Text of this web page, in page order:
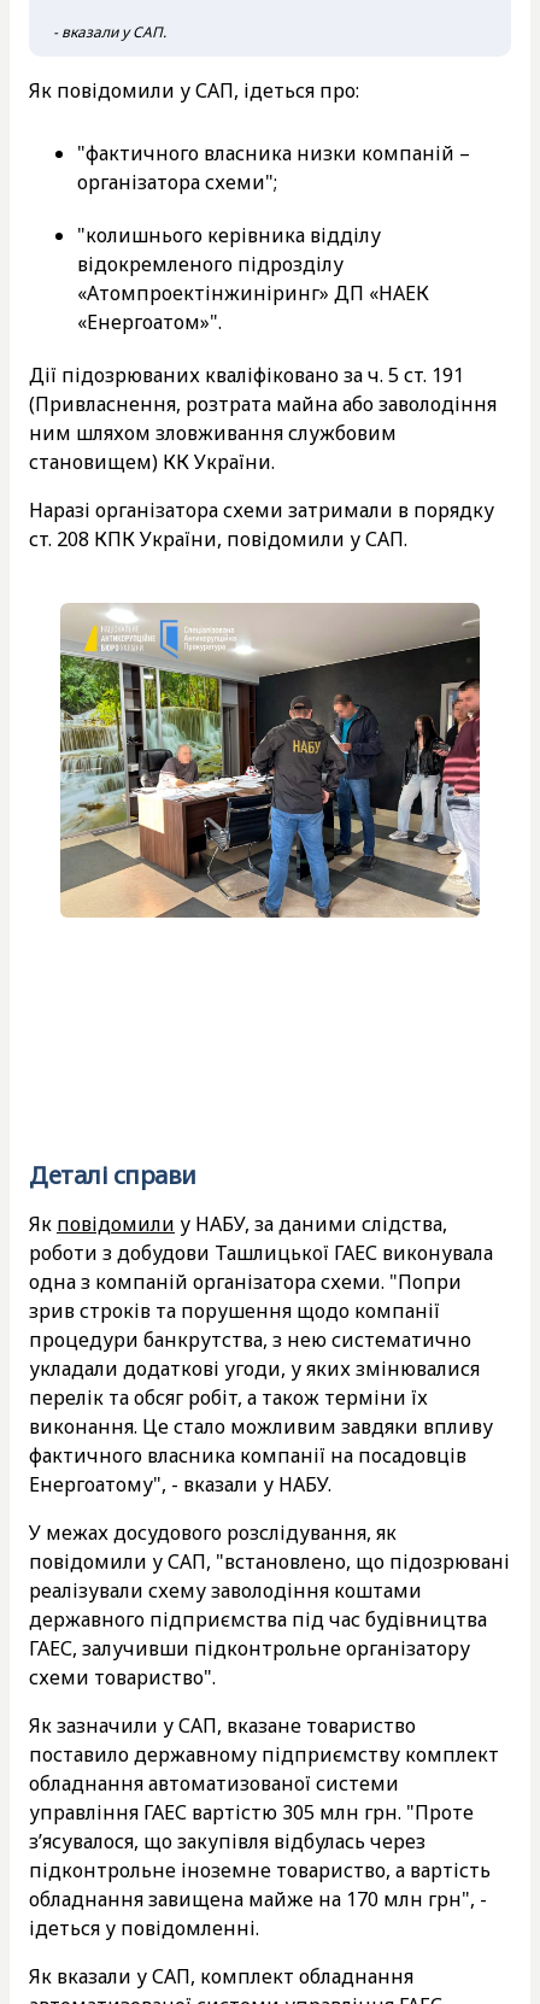
- вказали у САП.
Як повідомили у САП, ідеться про:
"фактичного власника низки компаній –
організатора схеми";
"колишнього керівника відділу
відокремленого підрозділу
«Атомпроектінжиніринг» ДП «НАЕК
«Енергоатом»".
Дії підозрюваних кваліфіковано за ч. 5 ст. 191
(Привласнення, розтрата майна або заволодіння
ним шляхом зловживання службовим
становищем) КК України.
Наразі організатора схеми затримали в порядку
ст. 208 КПК України, повідомили у САП.
Деталі справи
Як повідомили у НАБУ, за даними слідства,
роботи з добудови Ташлицької ГАЕС виконувала
одна з компаній організатора схеми. "Попри
зрив строків та порушення щодо компанії
процедури банкрутства, з нею систематично
укладали додаткові угоди, у яких змінювалися
перелік та обсяг робіт, а також терміни їх
виконання. Це стало можливим завдяки впливу
фактичного власника компанії на посадовців
Енергоатому", - вказали у НАБУ.
У межах досудового розслідування, як
повідомили у САП, "встановлено, що підозрювані
реалізували схему заволодіння коштами
державного підприємства під час будівництва
ГАЕС, залучивши підконтрольне організатору
схеми товариство".
Як зазначили у САП, вказане товариство
поставило державному підприємству комплект
обладнання автоматизованої системи
управління ГАЕС вартістю 305 млн грн. "Проте
з’ясувалося, що закупівля відбулась через
підконтрольне іноземне товариство, а вартість
обладнання завищена майже на 170 млн грн", -
ідеться у повідомленні.
Як вказали у САП, комплект обладнання